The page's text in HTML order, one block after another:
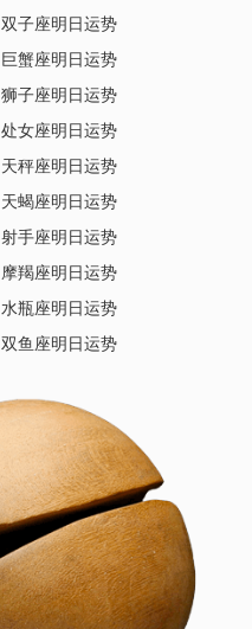
双子座明日运势
巨蟹座明日运势
狮子座明日运势
处女座明日运势
天秤座明日运势
天蝎座明日运势
射手座明日运势
摩羯座明日运势
水瓶座明日运势
双鱼座明日运势